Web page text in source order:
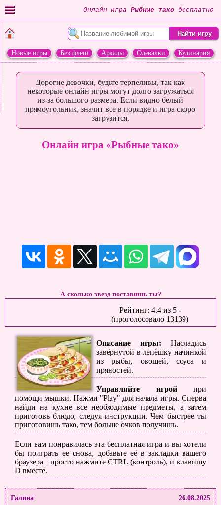
Онлайн игра Рыбные тако бесплатно
Новые игры Без флеш Аркады Одевалки
Кулинария
Дорогие девочки, будьте терпеливы, так как
некоторые онлайн игры могут долго загружаться
из-за большого размера. Если видно белый
прямоугольник, значит все в порядке и игра скоро
загрузится.
Онлайн игра «Рыбные тако»
А сколько звезд поставишь ты?
Рейтинг: 4.4из 5-
(проголосовало 13139)
Описание игры: Насладись
завёрнутой в лепёшку начинкой
из рыбы, овощей, соуса и
пряностей.
Управляйте игройпри
помощи мышки. Нажми "Play" для начала игры. Сперва
найди на кухне все необходимые предметы, а затем
приготовь блюдо, следуя инструкции. Чем быстрее ты
приготовишь тако, тем больше очков получишь.
Если вам понравилась эта бесплатная игра и вы хотели
бы поиграть ее снова, добавьте её в закладки вашего
браузера - просто нажмите CTRL (контроль), и клавишу
D вместе.
Галина
26.08.2025